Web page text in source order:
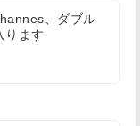
、ダブル
ります